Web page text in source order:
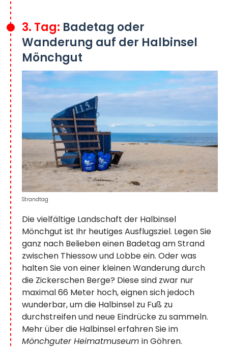
3. Tag: Badetag oder
Wanderung auf der Halbinsel
Mönchgut
Die vielfältige Landschaft der Halbinsel
Mönchgut ist Ihr heutiges Ausflugsziel. Legen Sie
ganz nach Belieben einen Badetag am Strand
zwischen Thiessow und Lobbe ein. Oder was
halten Sie von einer kleinen Wanderung durch
die Zickerschen Berge? Diese sind zwar nur
maximal 66 Meter hoch, eignen sich jedoch
wunderbar, um die Halbinsel zu Fuß zu
durchstreifen und neue Eindrücke zu sammeln.
Mehr über die Halbinsel erfahren Sie im
Mönchguter Heimatmuseum in Göhren.
Strandtag